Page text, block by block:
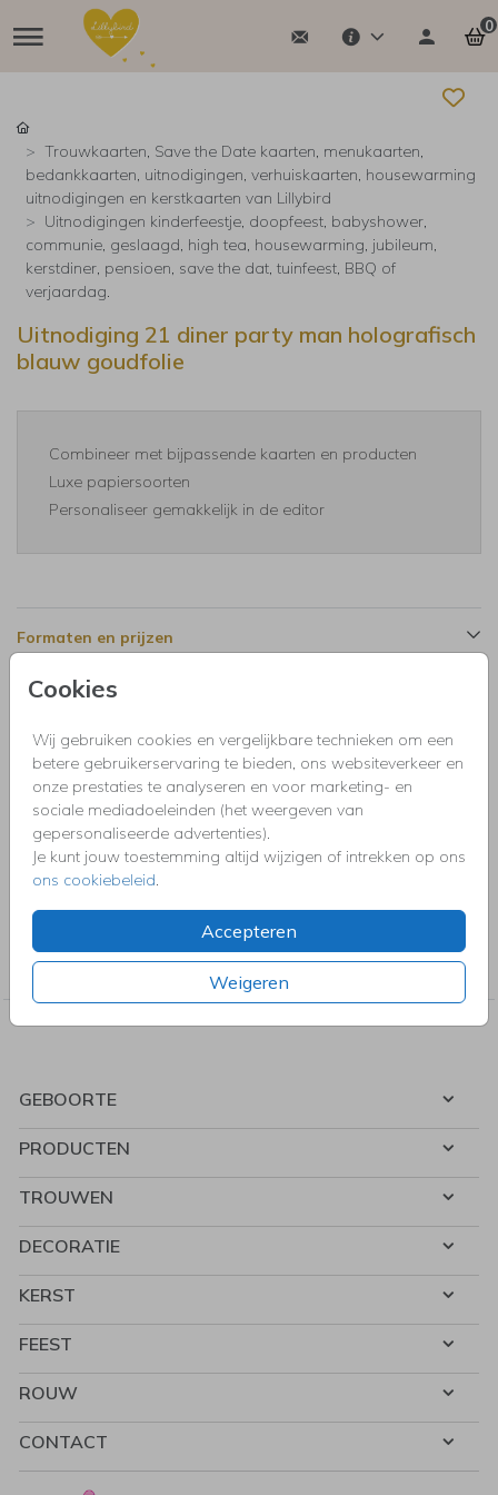
0
Cookies
Wij gebruiken cookies en vergelijkbare technieken om een
betere gebruikerservaring te bieden, ons websiteverkeer en
onze prestaties te analyseren en voor marketing- en
sociale mediadoeleinden (het weergeven van
gepersonaliseerde advertenties).
Je kunt jouw toestemming altijd wijzigen of intrekken op ons
ons cookiebeleid.
Accepteren
Weigeren
Trouwkaarten, Save the Date kaarten, menukaarten,
bedankkaarten, uitnodigingen, verhuiskaarten, housewarming
uitnodigingen en kerstkaarten van Lillybird
Uitnodigingen kinderfeestje, doopfeest, babyshower,
communie, geslaagd, high tea, housewarming, jubileum,
kerstdiner, pensioen, save the dat, tuinfeest, BBQ of
verjaardag.
Uitnodiging 21 diner party man holografisch
blauw goudfolie
Combineer met bijpassende kaarten en producten
Luxe papiersoorten
Personaliseer gemakkelijk in de editor
Formaten en prijzen
Productinformatie
Omschrijving
Uitnodiging verjaardag 21 diner party voor een man met
holografische print blauw en goudfolie.
Collectie
Uitnodigingen kinderfeestje, doopfeest, babyshower,
communie, geslaagd, high tea, housewarming, jubileum,
kerstdiner, pensioen, save the dat, tuinfeest, BBQ of verjaardag.
GEBOORTE
PRODUCTEN
TROUWEN
DECORATIE
KERST
FEEST
ROUW
CONTACT